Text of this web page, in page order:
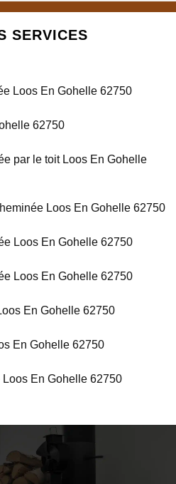
SERVICES
Loos En Gohelle 62750
62750
par le toit Loos En Gohelle
Loos En Gohelle 62750
Loos En Gohelle 62750
Loos En Gohelle 62750
En Gohelle 62750
En Gohelle 62750
En Gohelle 62750